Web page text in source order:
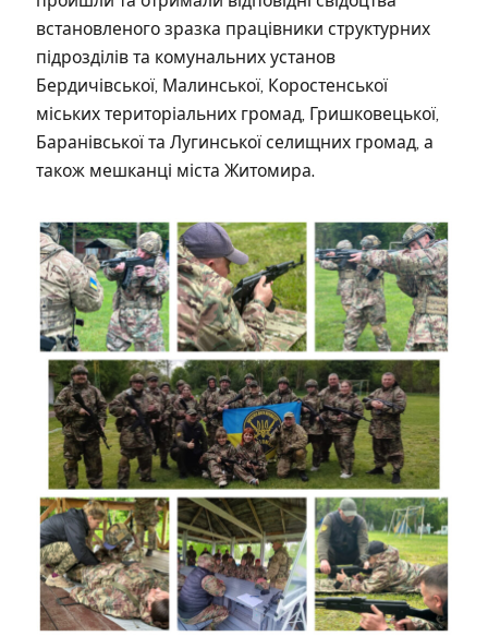
встановленого зразка працівники структурних
підрозділів та комунальних установ
Бердичівської, Малинської, Коростенської
міських територіальних громад, Гришковецької,
Баранівської та Лугинської селищних громад, а
також мешканці міста Житомира.